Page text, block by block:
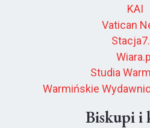
KAI
Vatican
Studia
Warmińskie
Biskupi i